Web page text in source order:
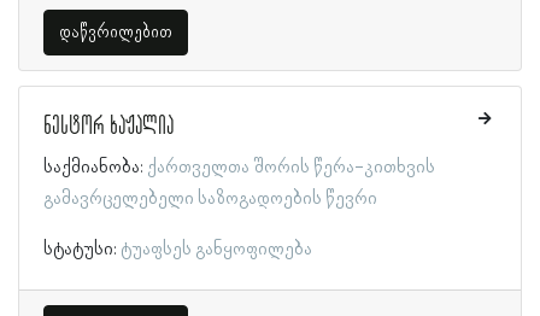
დაწვრილებით
ნესტორ ხაჟალია
საქმიანობა: ქართველთა შორის წერა-კითხვის
გამავრცელებელი საზოგადოების წევრი
სტატუსი: ტუაფსეს განყოფილება